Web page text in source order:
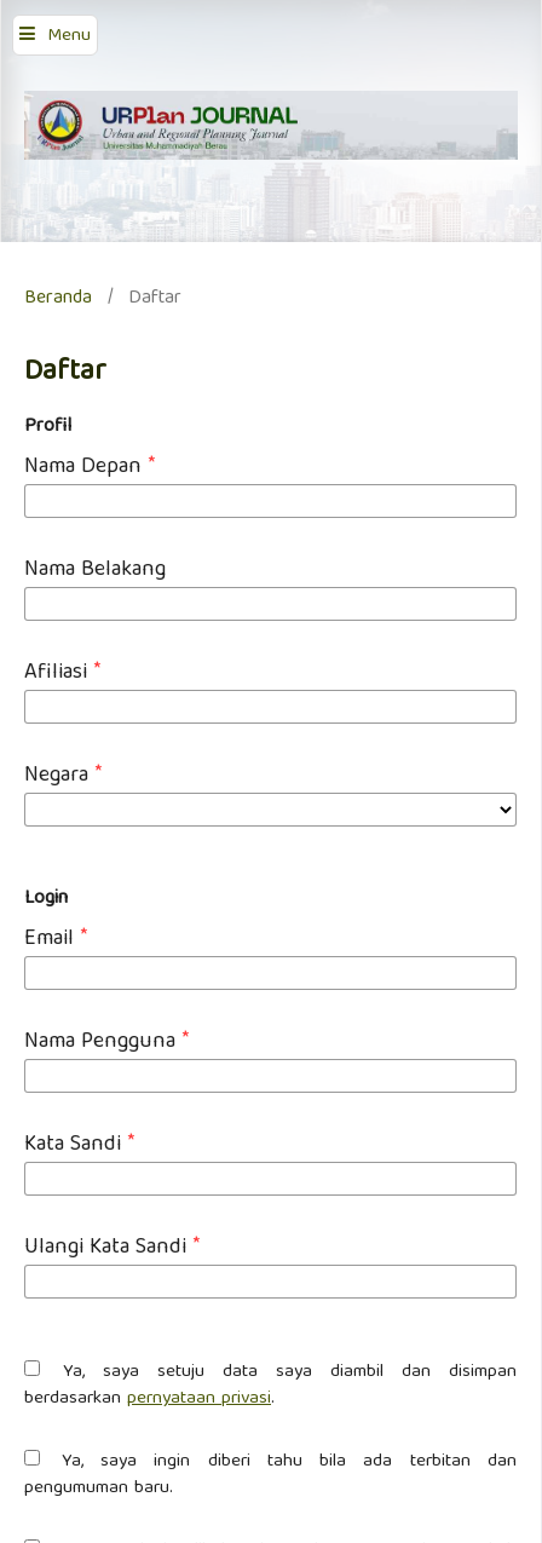
Menu
Beranda / Daftar
Daftar
Profil
Nama Depan *
Nama Belakang
Afiliasi*
Negara*
Login
Email *
Nama Pengguna*
Kata Sandi*
Ulangi Kata Sandi*
berdasarkan pernyataan privasi.
pengumuman baru.